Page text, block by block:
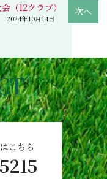
（12クラブ）
2024年10月14日
こちら